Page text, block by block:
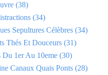
(38)
(34)
Sepultures Célèbres (34)
Thés Et Douceurs (31)
Du 1er Au 10eme (30)
Canaux Quais Ponts (28)